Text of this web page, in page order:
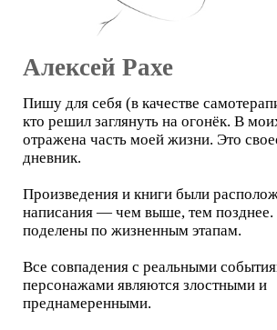
Алексей Рахе
Пишу для себя (в качестве
кто решил заглянуть на огонёк. В
отражена часть моей жизни. Это
дневник.
Произведения и книги были
написания — чем выше, тем позднее.
поделены по жизненным этапам.
Все совпадения с реальными
персонажами являются злостными и
преднамеренными.